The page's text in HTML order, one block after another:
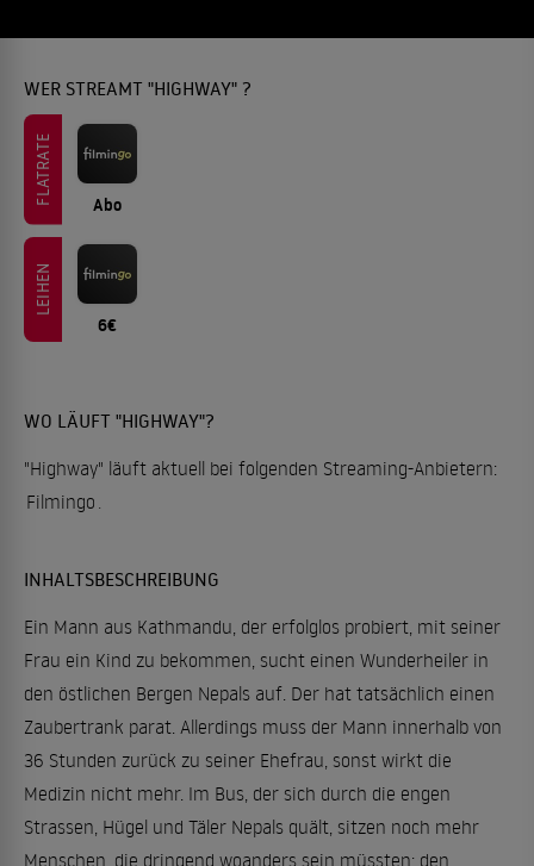
WER STREAMT "HIGHWAY" ?
FLATRATE Abo
LEIHEN
6€
WO LÄUFT "HIGHWAY"?
"Highway" läuft aktuell bei folgenden Streaming-Anbietern:
Filmingo
INHALTSBESCHREIBUNG
Ein Mann aus Kathmandu, der erfolglos probiert, mit seiner
Frau ein Kind zu bekommen, sucht einen Wunderheiler in
den östlichen Bergen Nepals auf. Der hat tatsächlich einen
Zaubertrank parat. Allerdings muss der Mann innerhalb von
36 Stunden zurück zu seiner Ehefrau, sonst wirkt die
Medizin nicht mehr. Im Bus, der sich durch die engen
Strassen, Hügel und Täler Nepals quält, sitzen noch mehr
Menschen, die dringend woanders sein müssten: den